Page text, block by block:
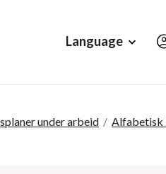
Language
under arbeid / Alfabetisk